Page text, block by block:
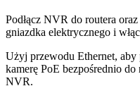
Podłącz NVR do routera
gniazdka elektrycznego i
Użyj przewodu Ethernet, aby
kamerę PoE bezpośrednio do
NVR.